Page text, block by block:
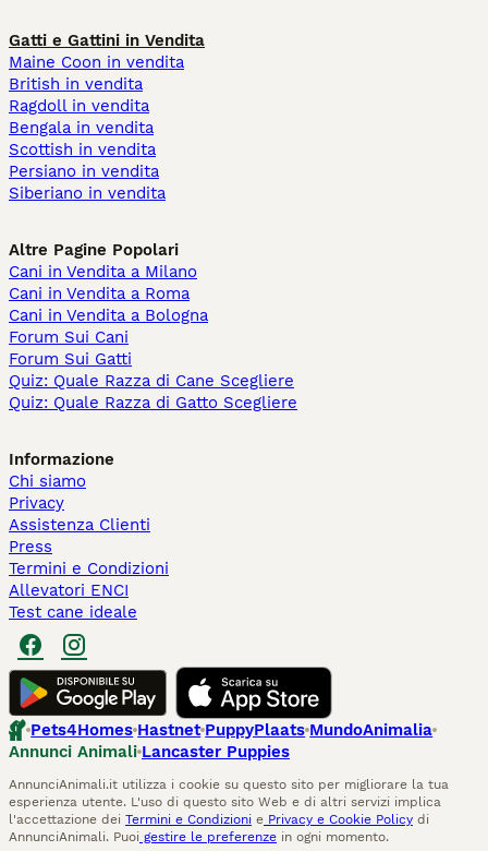
Gatti e Gattini in Vendita
Maine Coon in vendita
British in vendita
Ragdoll in vendita
Bengala in vendita
Scottish in vendita
Persiano in vendita
Siberiano in vendita
Altre Pagine Popolari
Cani in Vendita a Milano
Cani in Vendita a Roma
Cani in Vendita a Bologna
Forum Sui Cani
Forum Sui Gatti
Quiz: Quale Razza di Cane Scegliere
Quiz: Quale Razza di Gatto Scegliere
Informazione
Chi siamo
Privacy
Assistenza Clienti
Press
Termini e Condizioni
Allevatori ENCI
Test cane ideale
Pets4Homes Hastnet PuppyPlaats MundoAnimalia
Annunci Animali Lancaster Puppies
AnnunciAnimali.it utilizza i cookie su questo sito per migliorare la tua
esperienza utente. L'uso di questo sito Web e di altri servizi implica
l'accettazione dei Termini e Condizioni e Privacy e Cookie Policy di
AnnunciAnimali. Puoi gestire le preferenze in ogni momento.